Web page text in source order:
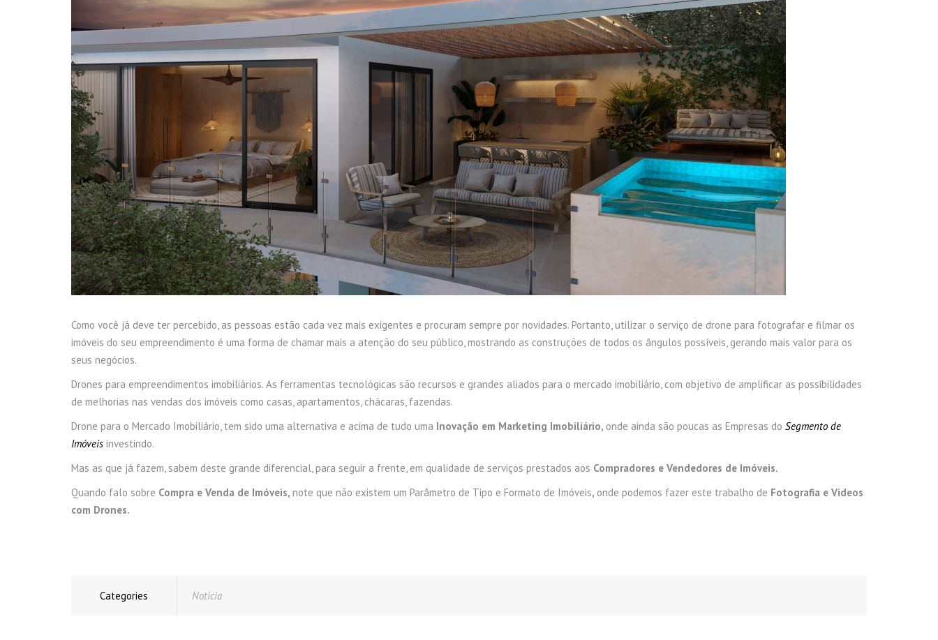
Como você já deve ter percebido, as pessoas estão cada vez mais exigentes e procuram sempre por novidades. Portanto, utilizar o serviço de drone para fotografar e filmar os
imóveis do seu empreendimento é uma forma de chamar mais a atenção do seu público, mostrando as construções de todos os ângulos possíveis, gerando mais valor para os
seus negócios.
Drones para empreendimentos imobiliários. As ferramentas tecnológicas são recursos e grandes aliados para o mercado imobiliário, com objetivo de amplificar as possibilidades
de melhorias nas vendas dos imóveis como casas, apartamentos, chácaras, fazendas.
Drone para o Mercado Imobiliário, tem sido uma alternativa e acima de tudo uma Inovação em Marketing Imobiliário, onde ainda são poucas as Empresas do Segmento de
Imóveis investindo.
Mas as que já fazem, sabem deste grande diferencial, para seguir a frente, em qualidade de serviços prestados aos Compradores e Vendedores de Imóveis.
Quando falo sobre Compra e Venda de Imóveis, note que não existem um Parâmetro de Tipo e Formato de Imóveis, onde podemos fazer este trabalho de Fotografia e Videos
com Drones.
Categories Noticia